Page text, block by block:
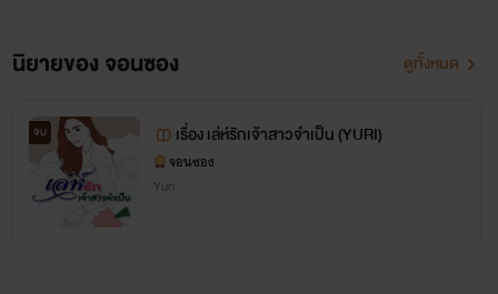
นิยายของ จอนซอง ดูทั้งหมด
จบ เรื่อง เล่ห์รักเจ้าสาวจำเป็น (YURI)
จอนซอง
Yuri